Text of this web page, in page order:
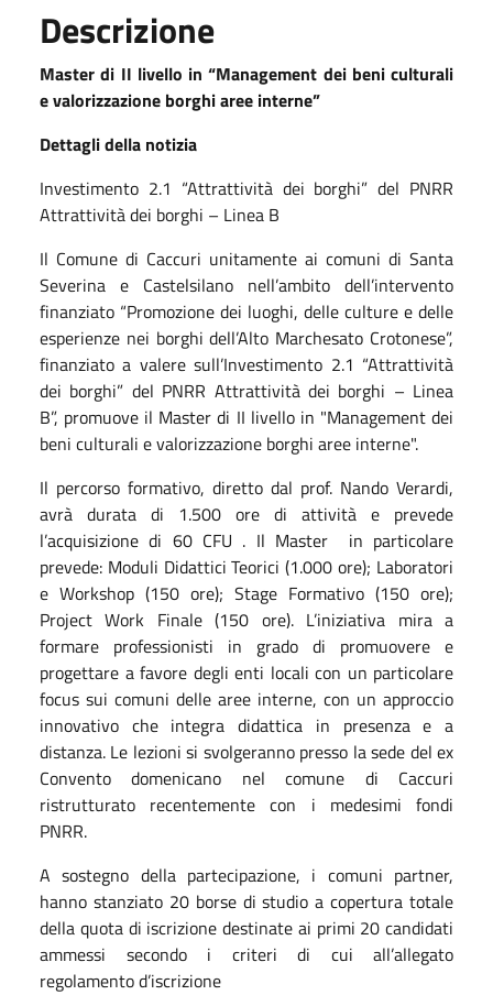
Descrizione
Master di II livello in “Management dei beni culturali
e valorizzazione borghi aree interne”
Dettagli della notizia
Investimento 2.1 “Attrattività dei borghi” del PNRR
Attrattività dei borghi – Linea B
Il Comune di Caccuri unitamente ai comuni di Santa
Severina e Castelsilano nell’ambito dell’intervento
finanziato “Promozione dei luoghi, delle culture e delle
esperienze nei borghi dell’Alto Marchesato Crotonese”,
finanziato a valere sull’Investimento 2.1 “Attrattività
dei borghi” del PNRR Attrattività dei borghi – Linea
B”, promuove il Master di II livello in "Management dei
beni culturali e valorizzazione borghi aree interne".
Il percorso formativo, diretto dal prof. Nando Verardi,
avrà durata di 1.500 ore di attività e prevede
l’acquisizione di 60 CFU . Il Master in particolare
prevede: Moduli Didattici Teorici (1.000 ore); Laboratori
e Workshop (150 ore); Stage Formativo (150 ore);
Project Work Finale (150 ore). L’iniziativa mira a
formare professionisti in grado di promuovere e
progettare a favore degli enti locali con un particolare
focus sui comuni delle aree interne, con un approccio
innovativo che integra didattica in presenza e a
distanza. Le lezioni si svolgeranno presso la sede del ex
Convento domenicano nel comune di Caccuri
ristrutturato recentemente con i medesimi fondi
PNRR.
A sostegno della partecipazione, i comuni partner,
hanno stanziato 20 borse di studio a copertura totale
della quota di iscrizione destinate ai primi 20 candidati
ammessi secondo i criteri di cui all’allegato
regolamento d’iscrizione